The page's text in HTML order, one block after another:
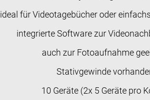
ideal für Videotagebücher oder
integrierte Software zur
auch zur Fotoaufnahme
Stativgewinde
10 Geräte (2x 5 Geräte pro